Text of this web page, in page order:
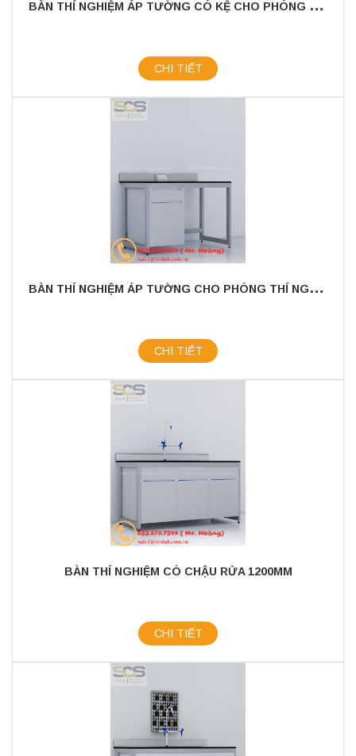
B
ÀN THÍ NGHIỆM ÁP TƯỜNG CÓ KỆ CHO PHÒNG THÍ NGHIỆM KÍCH THƯỚC 1200MM
CHI TIẾT
B
ÀN THÍ NGHIỆM ÁP TƯỜNG CHO PHÒNG THÍ NGHIỆM KÍCH THƯỚC 1200MM
CHI TIẾT
BÀN THÍ NGHIỆM CÓ CHẬU RỬA 1200MM
CHI TIẾT